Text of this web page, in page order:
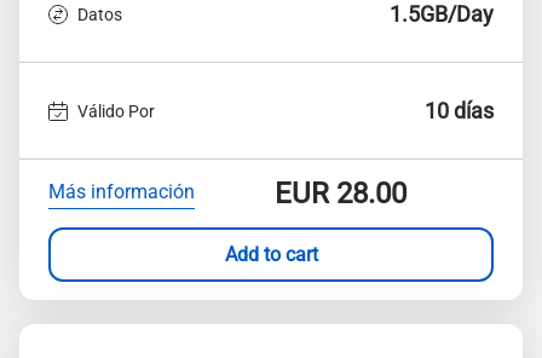
Datos 1.5GB/Day
Válido Por 10 días
Más información EUR28.00
Add to cart